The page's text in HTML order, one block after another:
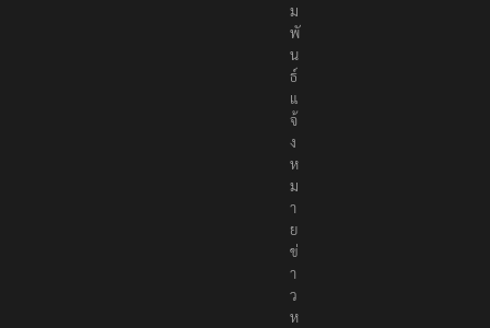
ม
พั
น
ธ์
แ
จ้
ง
ห
ม
า
ย
ข่
า
ว
ห